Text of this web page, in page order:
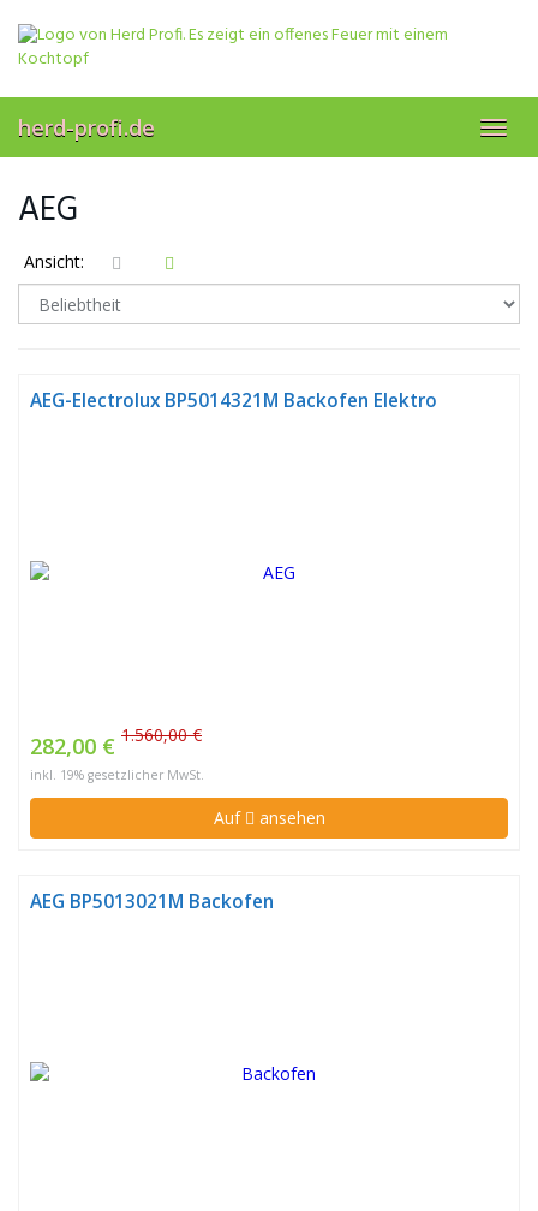
main
herd-profi.de
AEG
Ansicht:
AEG-Electrolux BP5014321M Backofen Elektro
282,00 € 1.560,00 €
inkl. 19% gesetzlicher MwSt.
Auf ansehen
AEG BP5013021M Backofen